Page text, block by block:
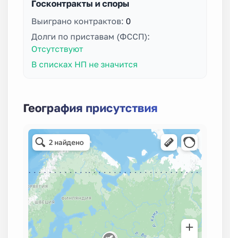
Госконтракты и споры
Выиграно контрактов: 0
Долги по приставам (ФССП):
Отсутствуют
В списках НП не значится
География присутствия